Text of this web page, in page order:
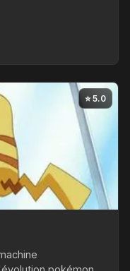
⭐ 5.0